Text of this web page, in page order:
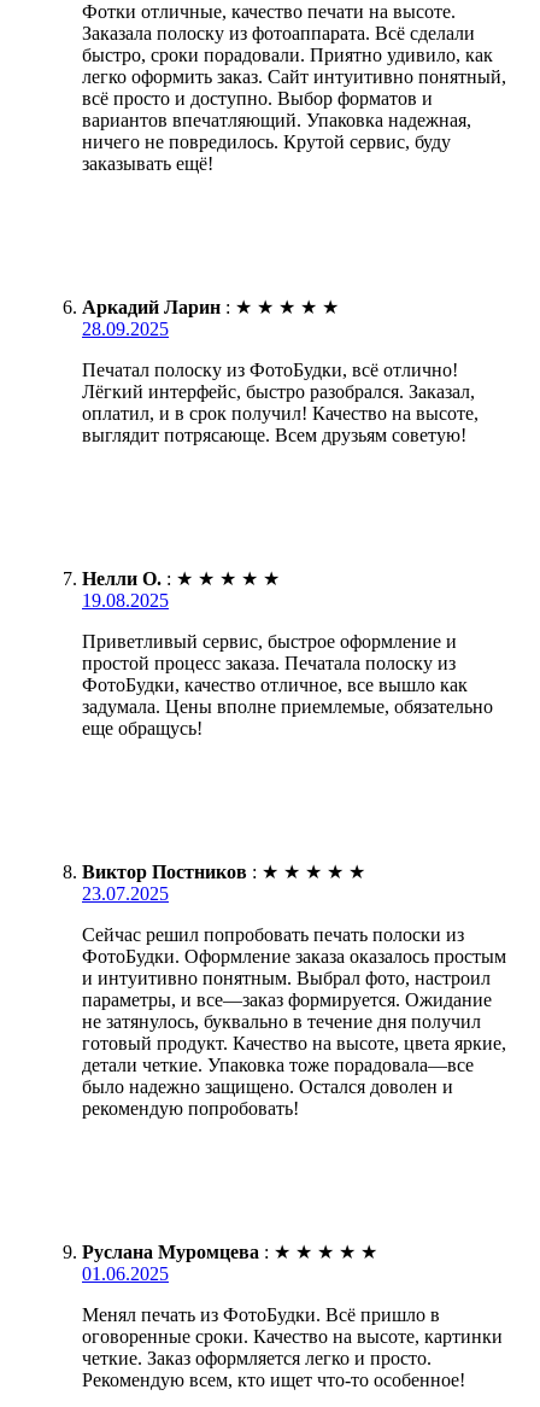
Фотки отличные, качество печати на высоте.
Заказала полоску из фотоаппарата. Всё сделали
быстро, сроки порадовали. Приятно удивило, как
легко оформить заказ. Сайт интуитивно понятный,
всё просто и доступно. Выбор форматов и
вариантов впечатляющий. Упаковка надежная,
ничего не повредилось. Крутой сервис, буду
заказывать ещё!
Аркадий Ларин : ★ ★ ★ ★ ★
28.09.2025
Печатал полоску из ФотоБудки, всё отлично!
Лёгкий интерфейс, быстро разобрался. Заказал,
оплатил, и в срок получил! Качество на высоте,
выглядит потрясающе. Всем друзьям советую!
Нелли О. : ★ ★ ★ ★ ★
19.08.2025
Приветливый сервис, быстрое оформление и
простой процесс заказа. Печатала полоску из
ФотоБудки, качество отличное, все вышло как
задумала. Цены вполне приемлемые, обязательно
еще обращусь!
Виктор Постников : ★ ★ ★ ★ ★
23.07.2025
Сейчас решил попробовать печать полоски из
ФотоБудки. Оформление заказа оказалось простым
и интуитивно понятным. Выбрал фото, настроил
параметры, и все—заказ формируется. Ожидание
не затянулось, буквально в течение дня получил
готовый продукт. Качество на высоте, цвета яркие,
детали четкие. Упаковка тоже порадовала—все
было надежно защищено. Остался доволен и
рекомендую попробовать!
Руслана Муромцева : ★ ★ ★ ★ ★
01.06.2025
Менял печать из ФотоБудки. Всё пришло в
оговоренные сроки. Качество на высоте, картинки
четкие. Заказ оформляется легко и просто.
Рекомендую всем, кто ищет что-то особенное!